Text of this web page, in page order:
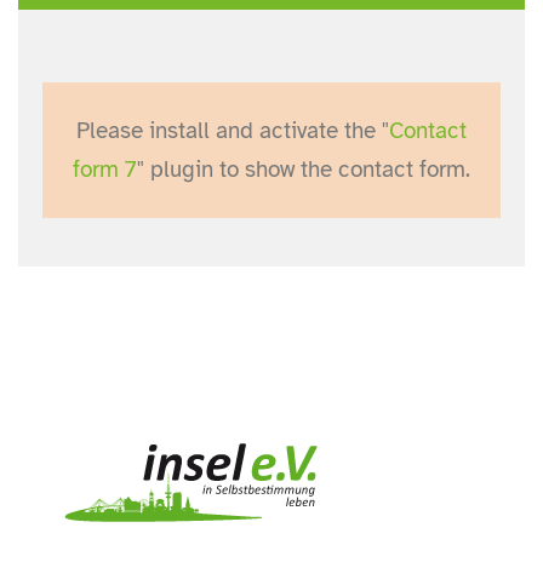
Please install and activate the "Contact
form 7" plugin to show the contact form.